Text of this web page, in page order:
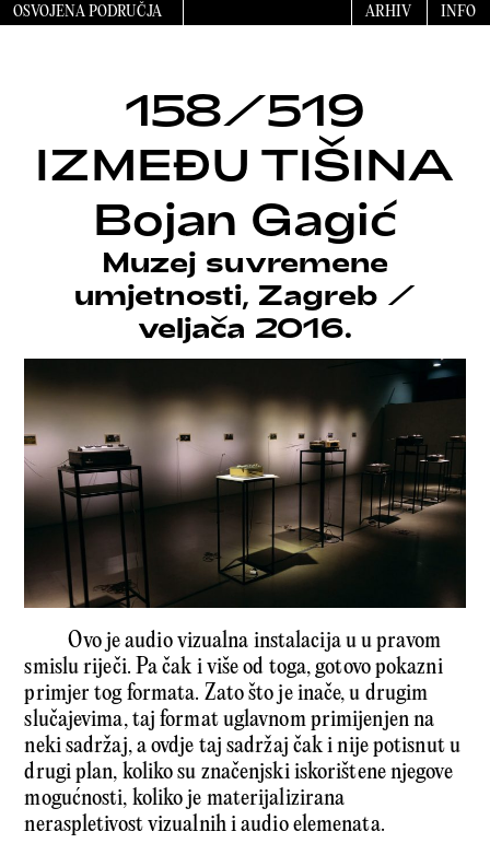
OSVOJENA PODRUČJA ARHIV INFO
158/519
IZMEĐU TIŠINA
Bojan Gagić
Muzej suvremene
umjetnosti, Zagreb /
veljača 2016.
Ovo je audio vizualna instalacija u u pravom
smislu riječi. Pa čak i više od toga, gotovo pokazni
primjer tog formata. Zato što je inače, u drugim
slučajevima, taj format uglavnom primijenjen na
neki sadržaj, a ovdje taj sadržaj čak i nije potisnut u
drugi plan, koliko su značenjski iskorištene njegove
mogućnosti, koliko je materijalizirana
neraspletivost vizualnih i audio elemenata.